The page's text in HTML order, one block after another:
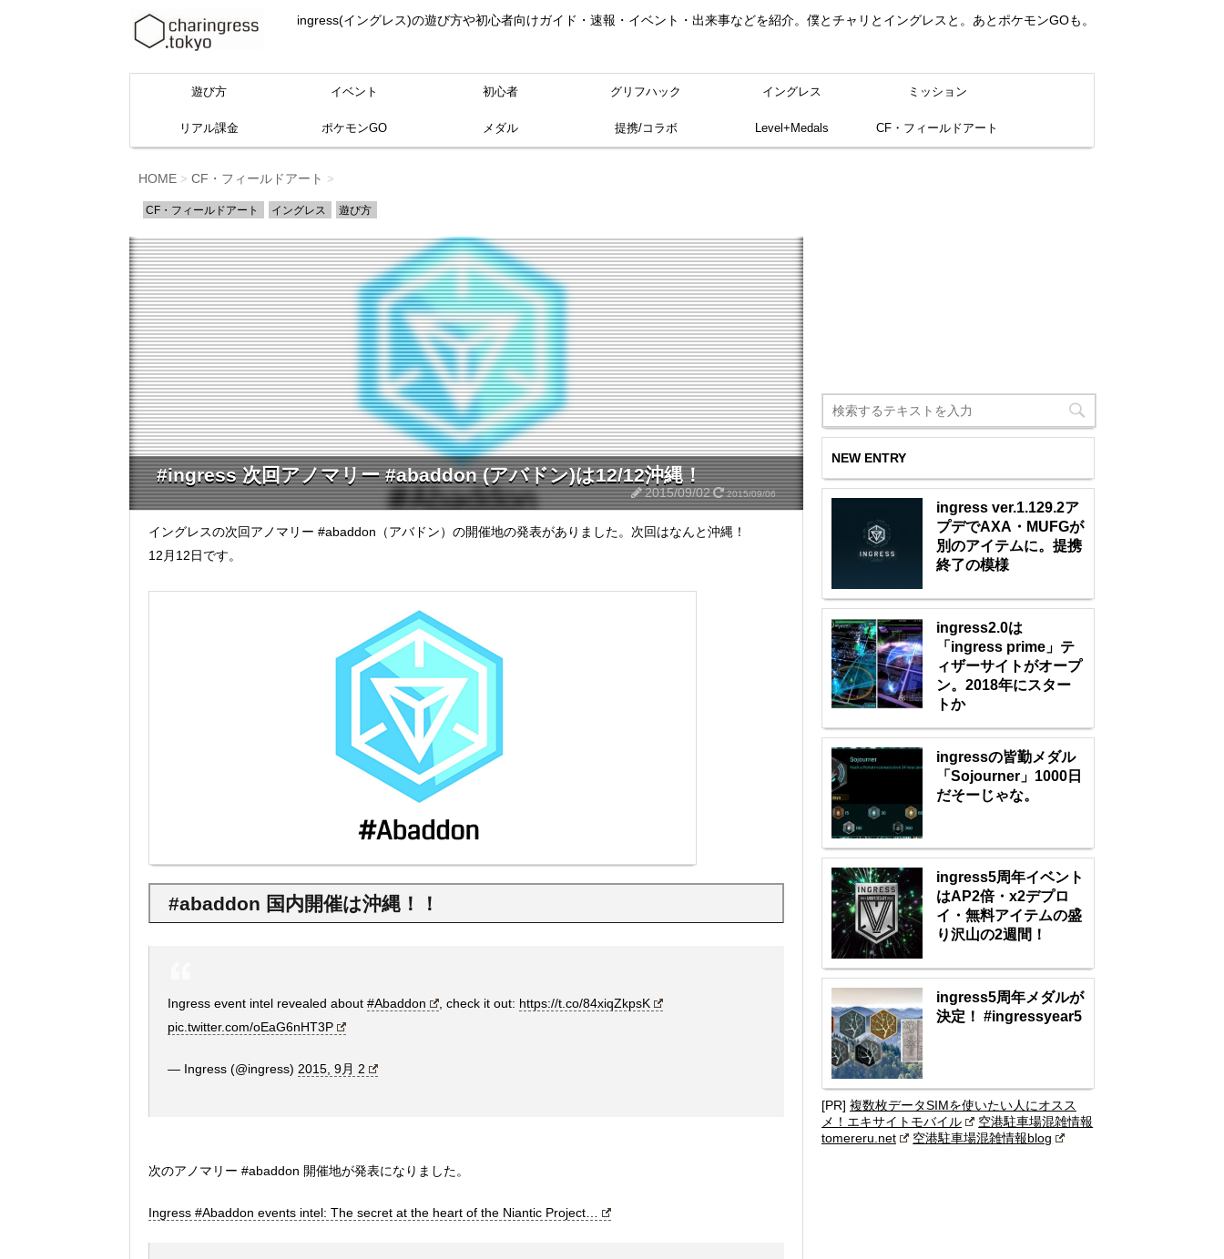
ingress(イングレス)の遊び方や初心者向けガイド・速報・イベント・出来事などを紹介。僕とチャリとイングレスと。あとポケモンGOも。
遊び方 イベント 初心者 グリフハック イングレス ミッション
リアル課金 ポケモンGO メダル 提携/コラボ Level+Medals CF・フィールドアート
HOME > CF・フィールドアート >
CF・フィールドアート イングレス 遊び方
#ingress 次回アノマリー #abaddon (アバドン)は12/12沖縄！
2015/09/02 2015/09/06
イングレスの次回アノマリー #abaddon（アバドン）の開催地の発表がありました。次回はなんと沖縄！
12月12日です。
#abaddon 国内開催は沖縄！！
Ingress event intel revealed about #Abaddon , check it out: https://t.co/84xiqZkpsK
pic.twitter.com/oEaG6nHT3P
— Ingress (@ingress) 2015, 9月 2
次のアノマリー #abaddon 開催地が発表になりました。
Ingress #Abaddon events intel: The secret at the heart of the Niantic Project…
NEW ENTRY
ingress ver.1.129.2ア
プデでAXA・MUFGが
別のアイテムに。提携
終了の模様
ingress2.0は
「ingress prime」テ
ィザーサイトがオープ
ン。2018年にスター
トか
ingressの皆勤メダル
「Sojourner」1000日
だそーじゃな。
ingress5周年イベント
はAP2倍・x2デプロ
イ・無料アイテムの盛
り沢山の2週間！
ingress5周年メダルが
決定！ #ingressyear5
[PR] 複数枚データSIMを使いたい人にオスス
メ！エキサイトモバイル
空港駐車場混雑情報
tomereru.net
空港駐車場混雑情報blog